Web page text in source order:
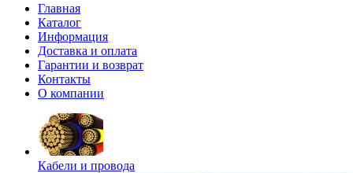
Главная
Каталог
Информация
Доставка и оплата
Гарантии и возврат
Контакты
О компании
Кабели и провода